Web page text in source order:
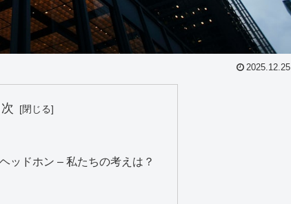
2025.12.25
ッドホン – 私たちの考えは？